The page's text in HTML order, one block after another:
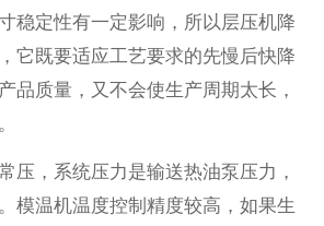
稳定性有一定影响，所以层压机降
它既要适应工艺要求的先慢后快降
品质量，又不会使生产周期太长，
压，系统压力是输送热油泵压力，
模温机温度控制精度较高，如果生